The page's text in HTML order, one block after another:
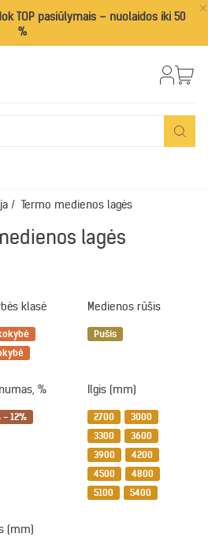
×
TOP pasiūlymais – nuolaidos iki 50
%
/ Termo medienos lagės
lagės
klasė Medienos rūšis
Pušis
%
- 12%
Ilgis (mm)
2700
3000
3300
3600
3900
4200
4500
4800
5100
5400
(mm)